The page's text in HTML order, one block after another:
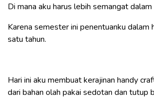
Di mana aku harus lebih semangat dalam
Karena semester ini penentuanku dalam
satu tahun.
Hari ini aku membuat kerajinan handy
dari bahan olah pakai sedotan dan tutup